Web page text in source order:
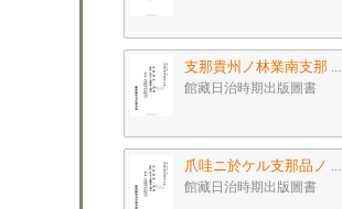
支那貴州ノ林業南支那 ...
館藏日治時期出版圖書
爪哇ニ於ケル支那品ノ ...
館藏日治時期出版圖書